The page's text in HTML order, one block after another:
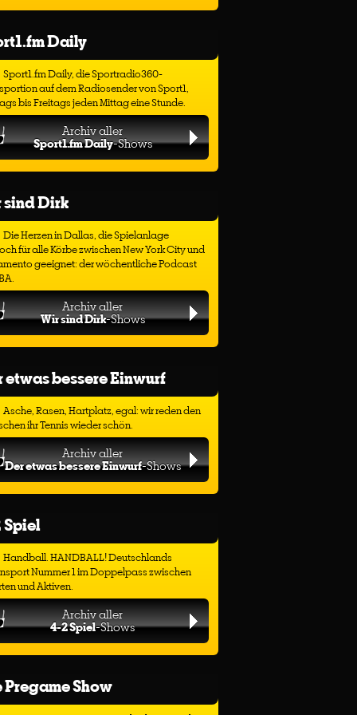
Daily
Sport1.fm Daily, die Sportradio360-
auf dem Radiosender von Sport1,
bis Freitags jeden Mittag eine Stunde.
Archiv aller
Sport1.fm Daily-Shows
sind Dirk
Die Herzen in Dallas, die Spielanlage
für alle Körbe zwischen New York City und
geeignet: der wöchentliche Podcast
Archiv aller
Wir sind Dirk-Shows
etwas bessere Einwurf
Asche, Rasen, Hartplatz, egal: wir reden den
ihr Tennis wieder schön.
Archiv aller
Der etwas bessere Einwurf-Shows
Handball. HANDBALL! Deutschlands
Nummer 1 im Doppelpass zwischen
und Aktiven.
Archiv aller
4-2 Spiel-Shows
Show